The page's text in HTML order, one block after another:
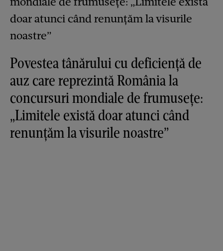
Povestea tânărului cu deficiență de
auz care reprezintă România la
concursuri mondiale de frumusețe:
„Limitele există doar atunci când
renunțăm la visurile noastre”